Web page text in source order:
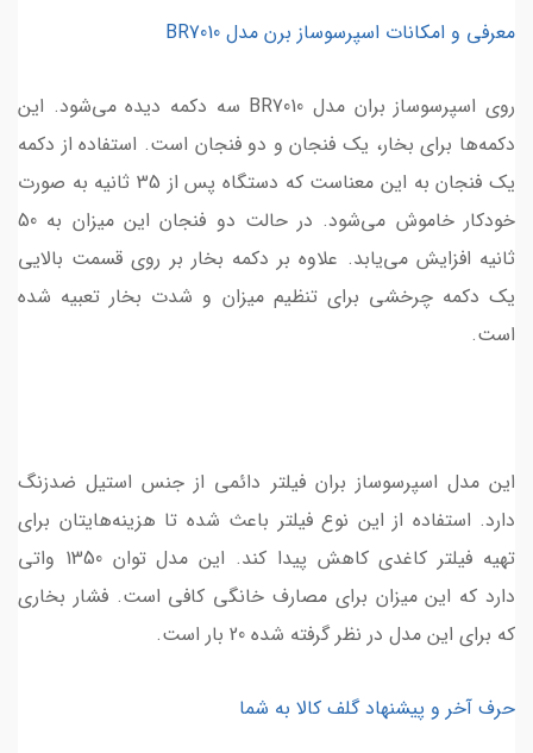
معرفی و امکانات اسپرسوساز برن مدل BR7010
روی اسپرسوساز بران مدل BR7010 سه دکمه دیده می‌شود. این
دکمه‌ها برای بخار، یک فنجان و دو فنجان است. استفاده از دکمه
یک فنجان به این معناست که دستگاه پس از 35 ثانیه به صورت
خودکار خاموش می‌شود. در حالت دو فنجان این میزان به 50
ثانیه افزایش می‌یابد. علاوه بر دکمه بخار بر روی قسمت بالایی
یک دکمه چرخشی برای تنظیم میزان و شدت بخار تعبیه شده
است.
این مدل اسپرسوساز بران فیلتر دائمی از جنس استیل ضدزنگ
دارد. استفاده از این نوع فیلتر باعث شده تا هزینه‌هایتان برای
تهیه فیلتر کاغدی کاهش پیدا کند. این مدل توان 1350 واتی
دارد که این میزان برای مصارف خانگی کافی است. فشار بخاری
که برای این مدل در نظر گرفته شده 20 بار است.
حرف آخر و پیشنهاد گلف کالا به شما